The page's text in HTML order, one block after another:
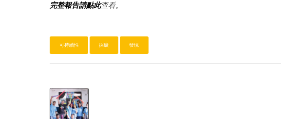
完整報告請點此查看。
可持續性 採礦 發現